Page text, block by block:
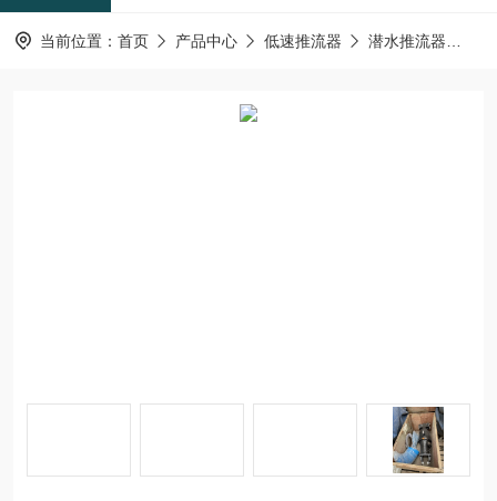
当前位置： 首页 产品中心 低速推流器 潜水推流器